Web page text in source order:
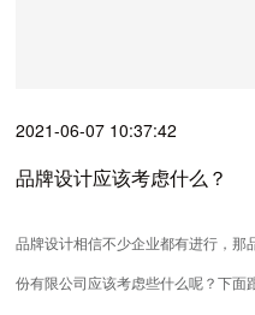
2021-06-07 10:37:42
品牌设计应该考虑什么？
品牌设计相信不少企业都有进行，
份有限公司应该考虑些什么呢？下